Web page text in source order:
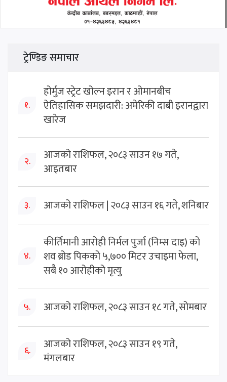
ट्रेण्डिङ समाचार
१.
होर्मुज स्ट्रेट खोल्न इरान र ओमानबीच
ऐतिहासिक समझदारी: अमेरिकी दाबी इरानद्वारा
खारेज
२.
आजको राशिफल, २०८३ साउन १७ गते,
आइतबार
३. आजको राशिफल | २०८३ साउन १६ गते, शनिबार
४.
कीर्तिमानी आरोही निर्मल पुर्जा (निम्स दाइ) को
शव ब्रोड पिकको ५,७०० मिटर उचाइमा फेला,
सबै १० आरोहीको मृत्यु
५. आजको राशिफल, २०८३ साउन १८ गते, सोमबार
६.
आजको राशिफल, २०८३ साउन १९ गते,
मंगलबार